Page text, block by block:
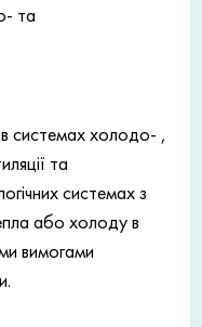
та
системах холодо- ,
та
системах з
або холоду в
вимогами